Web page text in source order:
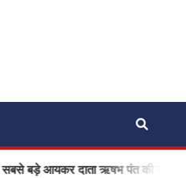
दाता ऋषभ पंत की सीएम धामी से